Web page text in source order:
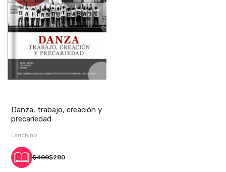
Danza, trabajo, creación y
precariedad
Lanchino
$400$280